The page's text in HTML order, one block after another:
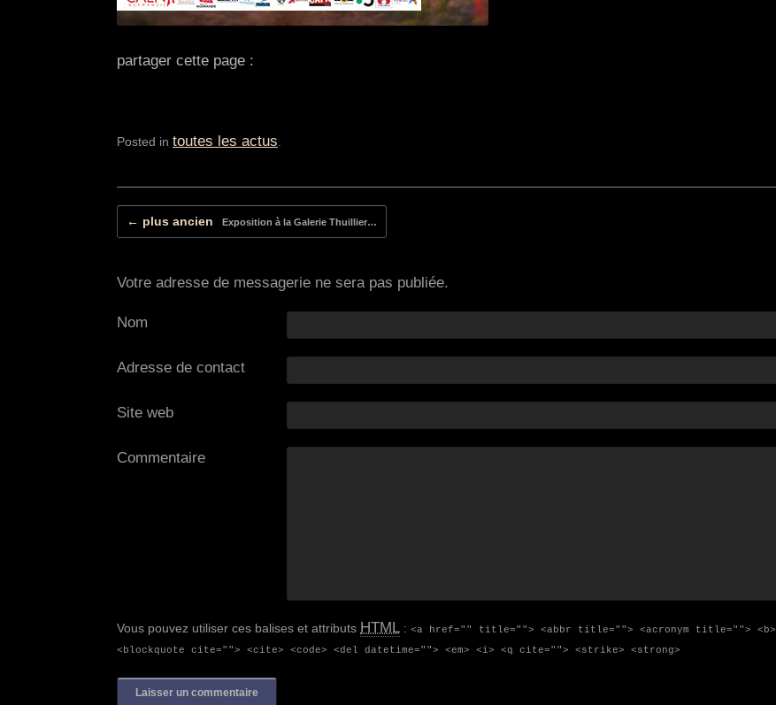
partager cette page :
Posted in toutes les actus
Post navigation
← plus ancien Exposition à la Galerie Thuillier…
Votre adresse de messagerie ne sera pas publiée.
Nom
Adresse de contact
Site web
Commentaire
Vous pouvez utiliser ces balises et attributs HTML : <a href="" title=""> <abbr title=""> <acronym title=""> <b>
<blockquote cite=""> <cite> <code> <del datetime=""> <em> <i> <q cite=""> <strike> <strong>